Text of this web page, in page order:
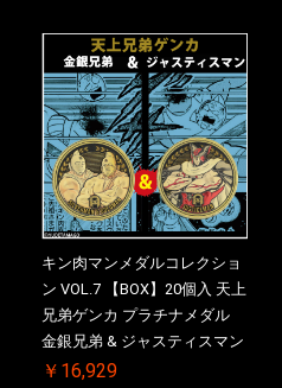
注分】2026/10/30 一斉出荷予
キン肉マンメダルコレクショ
ン VOL.7 【BOX】20個入 天上
兄弟ゲンカ プラチナメダル
金銀兄弟 & ジャスティスマン
2.0 ケース付き【初回購入特
￥16,929